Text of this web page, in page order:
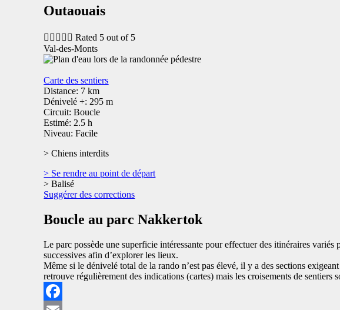
Outaouais
     Rated 5 out of 5
Val-des-Monts
Carte des sentiers
Distance: 7 km
Dénivelé +: 295 m
Circuit: Boucle
Estimé: 2.5 h
Niveau: Facile
> Chiens interdits
> Se rendre au point de départ
> Balisé
Suggérer des corrections
Boucle au parc Nakkertok
Le parc possède une superficie intéressante pour effectuer des itinéraires
successives afin d’explorer les lieux.
Même si le dénivelé total de la rando n’est pas élevé, il y a des sections
retrouve régulièrement des indications (cartes) mais les croisements de